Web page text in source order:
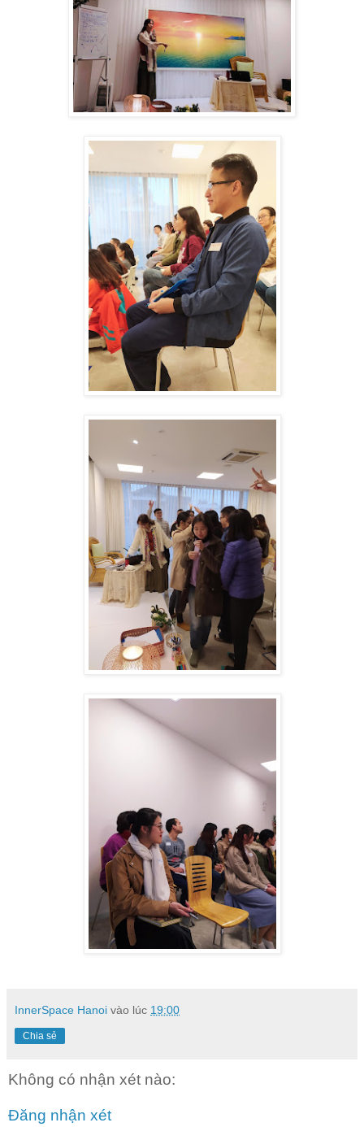
InnerSpace Hanoi vào lúc 19:00
Chia sẻ
Không có nhận xét nào:
Đăng nhận xét